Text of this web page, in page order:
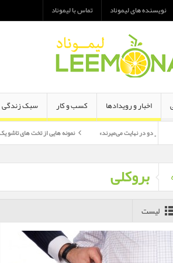
نویسنده های لیموناد تماس با لیموناد
اخبار و رویدادها کسب و کار سبک زندگی
می‌میرند» نمونه هایی از تخت های تاشو یک نفره و دو نفره
بروکلی
لیست